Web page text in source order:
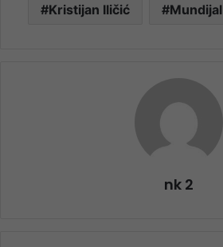
Kristijan Iličić Mundijal
nk 2